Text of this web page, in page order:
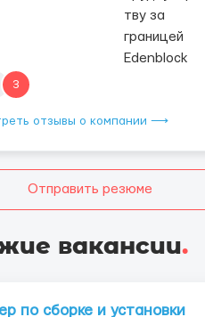
3
отзывы о компании ⟶
Отправить резюме
вакансии.
по сборке и установки